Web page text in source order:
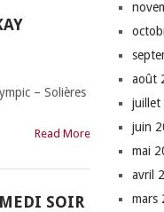
– Solières
Read More
SOIR
août
juillet
juin
mai
avril
mars